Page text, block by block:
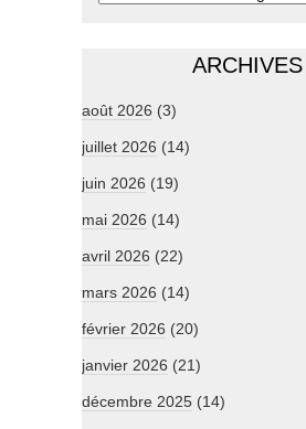
ARCHIVES
août 2026 (3)
juillet 2026 (14)
juin 2026 (19)
mai 2026 (14)
avril 2026 (22)
mars 2026 (14)
février 2026 (20)
janvier 2026 (21)
décembre 2025 (14)